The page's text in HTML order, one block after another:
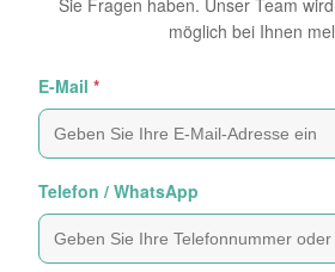
Sie Fragen haben. Unser Team
möglich bei Ihnen
E-Mail *
Telefon / WhatsApp